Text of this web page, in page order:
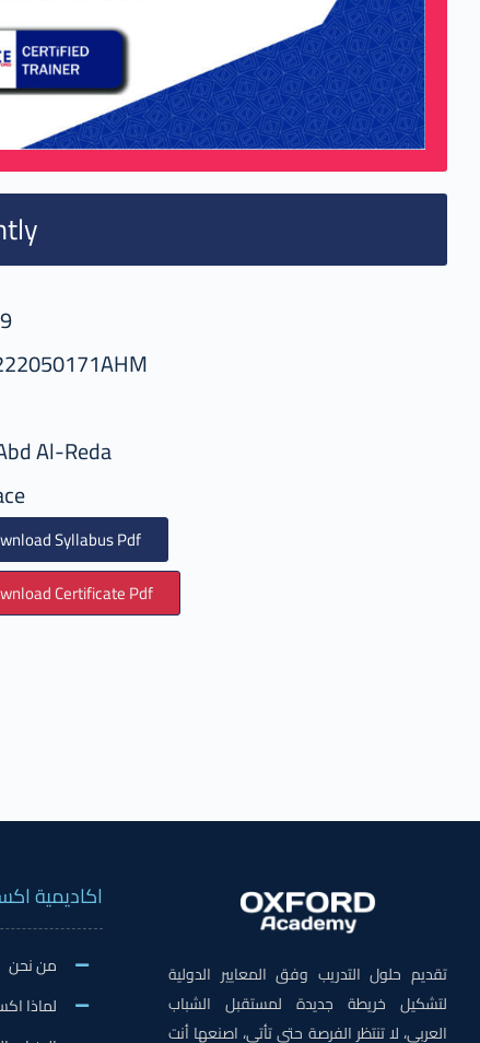
Al-Reda
Syllabus Pdf
Certificate Pdf
تقديم حلول التدريب وفق المعايير الدولية
لتشكيل خريطة جديدة لمستقبل الشباب
العربي، لا تنتظر الفرصة حتى تأتي، اصنعها أنت
اكاديمية
من نحن
لماذا